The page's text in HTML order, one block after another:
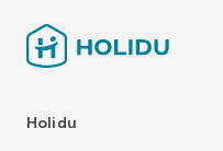
Holidu